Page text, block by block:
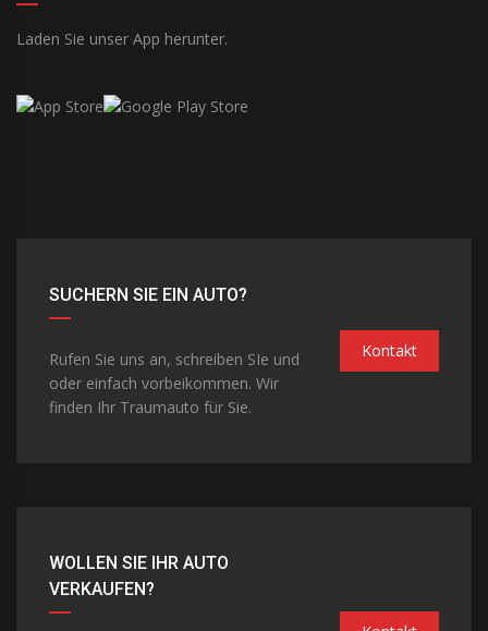
Laden Sie unser App herunter.
SUCHERN SIE EIN AUTO?
Rufen Sie uns an, schreiben SIe und
oder einfach vorbeikommen. Wir
finden Ihr Traumauto für Sie.
Kontakt
WOLLEN SIE IHR AUTO
VERKAUFEN?